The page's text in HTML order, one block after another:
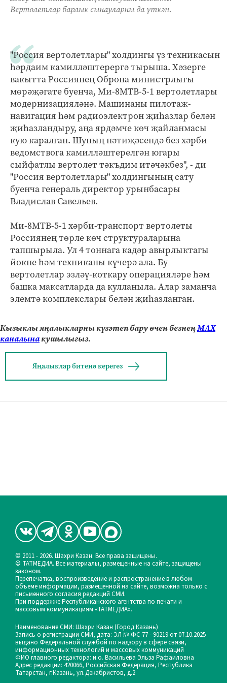
Вертолетлар барлык сынауларны да үткән.
"Россия вертолетлары" холдингы үз техникасын
һәрдаим камилләштерергә тырыша. Хәзерге
вакытта Россиянең Оброна министрлыгы
мөрәҗәгате буенча, Ми-8МТВ-5-1 вертолетлары
модернизацияләнә. Машинаны пилотаж-
навигация һәм радиоэлектрон җиһазлар белән
җиһазландыру, аңа ярдәмче көч җайланмасы
кую каралган. Шуның нәтиҗәсендә без хәрби
ведомствога камилләштерелгән югары
сыйфатлы вертолет тәкъдим итәчәкбез", - ди
"Россия вертолетлары" холдингының сату
буенча генераль директор урынбасары
Владислав Савельев.
Ми-8МТВ-5-1 хәрби-транспорт вертолеты
Россиянең төрле көч структураларына
тапшырыла. Ул 4 тоннага кадәр авырлыктагы
йөкне һәм техниканы күчерә ала. Бу
вертолетлар эзләү-коткару операцияләре һәм
башка максатларда да кулланыла. Алар заманча
элемтә комплекслары белән җиһазланган.
Кызыклы яңалыкларны күзәтеп бару өчен безнеңМАХ
каналынакушылыгыз.
Яңалыклар битенә керегез
© 2011 - 2026. Шахри Казан. Все права защищены.
© ТАТМЕДИА. Все материалы, размещенные на сайте, защищены
законом.
Перепечатка, воспроизведение и распространение в любом
объеме информации, размещенной на сайте, возможна только с
письменного согласия редакций СМИ.
При поддержке Республиканского агентства по печати и
массовым коммуникациям «ТАТМЕДИА».
Наименование СМИ: Шахри Казан (Город Казань)
Запись о регистрации СМИ, дата: ЭЛ № ФС 77 - 90219 от 07.10.2025
выдано Федеральной службой по надзору в сфере связи,
информационных технологий и массовых коммуникаций
ФИО главного редактора: и.о. Васильева Эльза Рафаиловна
Адрес редакции: 420066, Российская Федерация, Республика
Татарстан, г.Казань, ул.Декабристов, д.2